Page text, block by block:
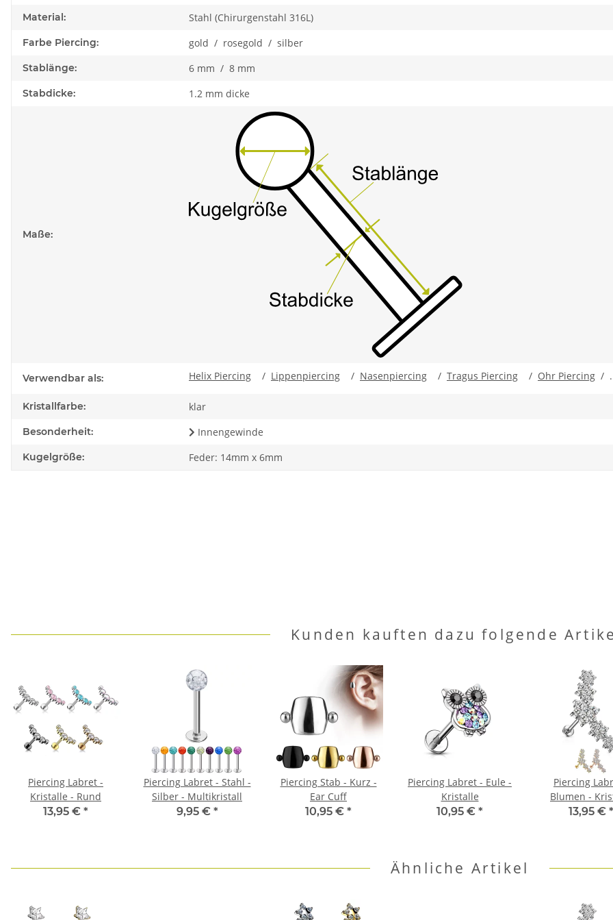
Material: Stahl (Chirurgenstahl 316L)
Farbe Piercing: gold / rosegold / silber
Stablänge: 6 mm / 8 mm
Stabdicke: 1.2 mm dicke
Maße:
Verwendbar als: Helix Piercing / Lippenpiercing / Nasenpiercing / Tragus Piercing / Ohr Piercing /
Kristallfarbe: klar
Besonderheit: Innengewinde
Kugelgröße: Feder: 14mm x 6mm
Kunden kauften dazu folgende
Piercing Labret -
Kristalle - Rund
13,95 € *
Piercing Labret - Stahl -
Silber - Multikristall
9,95 € *
Piercing Stab - Kurz -
Ear Cuff
10,95 € *
Piercing Labret - Eule -
Kristalle
10,95 € *
Piercing
Blumen -
13,95 € *
Ähnliche Artikel